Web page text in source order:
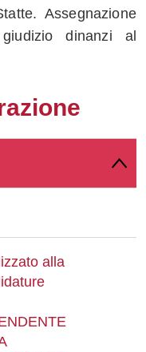
Assegnazione
dinanzi al
alla